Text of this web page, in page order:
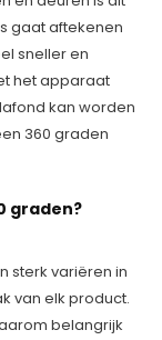
gaat aftekenen
sneller en
het apparaat
kan worden
360 graden
graden?
sterk variëren in
van elk product.
belangrijk